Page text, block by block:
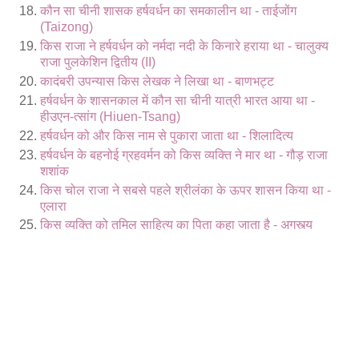
कौन सा चीनी शासक हर्षवर्धन का समकालीन था - ताईजोंग
(Taizong)
किस राजा ने हर्षवर्धन को नर्मदा नदी के किनारे हराया था - चालुक्य
राजा पुलकेशिन द्वितीय (II)
कादंबरी उपन्यास किस लेखक ने लिखा था - बाणभट्ट
हर्षवर्धन के शासनकाल में कौन सा चीनी यात्री भारत आया था -
हीउएन-त्सांग (Hiuen-Tsang)
हर्षवर्धन को और किस नाम से पुकारा जाता था - शिलादित्य
हर्षवर्धन के बहनोई ग्रहवर्मन को किस व्यक्ति ने मार था - गौड़ राजा
शशांक
किस चोल राजा ने सबसे पहले श्रीलंका के ऊपर शासन किया था -
एलारा
किस व्यक्ति को तमिल साहित्य का पिता कहा जाता है - अगस्त्य